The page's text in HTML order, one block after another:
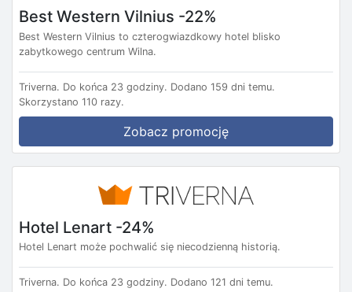
Best Western Vilnius -22%
Best Western Vilnius to czterogwiazdkowy hotel blisko
zabytkowego centrum Wilna.
Triverna. Do końca 23 godziny. Dodano 159 dni temu.
Skorzystano 110 razy.
Zobacz promocję
Hotel Lenart -24%
Hotel Lenart może pochwalić się niecodzienną historią.
Triverna. Do końca 23 godziny. Dodano 121 dni temu.